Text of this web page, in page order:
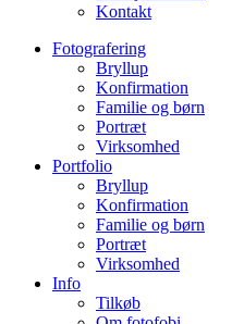
Kontakt
Fotografering
Bryllup
Konfirmation
Familie og børn
Portræt
Virksomhed
Portfolio
Bryllup
Konfirmation
Familie og børn
Portræt
Virksomhed
Info
Tilkøb